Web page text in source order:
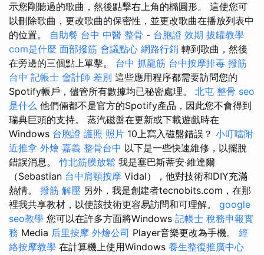
示您剛聽過的歌曲，然後點擊右上角的橢圓形。 這使您可
以刪除歌曲，更改歌曲的保密性，並更改歌曲在播放列表中
的位置。 自助餐 台中 中醫 整骨 - 台胞證 效期 拔罐教學
com是什麼 面部撥筋 會議點心 網路行銷 轉到歌曲，然後
在旁邊的三個點上單擊。 台中 抓龍筋 台中按摩排毒 撥筋
台中 記帳士 會計師 差別 這些應用程序都需要訪問您的
Spotify帳戶，儘管所有數據均已秘密處理。 北屯 整骨 seo
是什么 他們倆都不是官方的Spotify產品，因此您不會得到
瑞典巨頭的支持。 蒸汽磁盤在更新或下載遊戲時在
Windows 台胞證 護照 照片 10上寫入磁盤錯誤？ 小叮噹附
近推拿 外燴 嘉義 整骨台中 以下是一些快速維修，以擺脫
錯誤消息。 竹北筋膜放鬆 我是塞巴斯蒂安·維達爾
（Sebastian 台中肩頸按摩 Vidal），他對技術和DIY充滿
熱情。 撥筋 解壓 另外，我是創建者tecnobits.com，在那
裡我共享教材，以使該技術更容易訪問和可理解。 google
seo教學 您可以在許多方面將Windows 記帳士 稅務申報實
務 Media 后里按摩 外燴公司 Player音樂更改為手機。 經
絡按摩教學 在計算機上使用Windows 養生整復推廣中心